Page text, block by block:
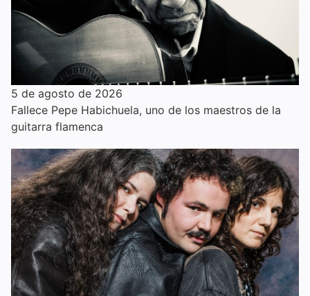
5 de agosto de 2026
Fallece Pepe Habichuela, uno de los maestros de la
guitarra flamenca